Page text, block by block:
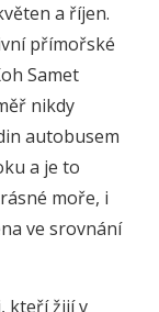
a říjen.
přímořské
Samet
nikdy
autobusem
a je to
moře, i
ve srovnání
kteří žijí v